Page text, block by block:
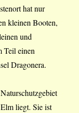
hat nur
kleinen Booten,
und
Teil einen
Dragonera.
liegt. Sie ist